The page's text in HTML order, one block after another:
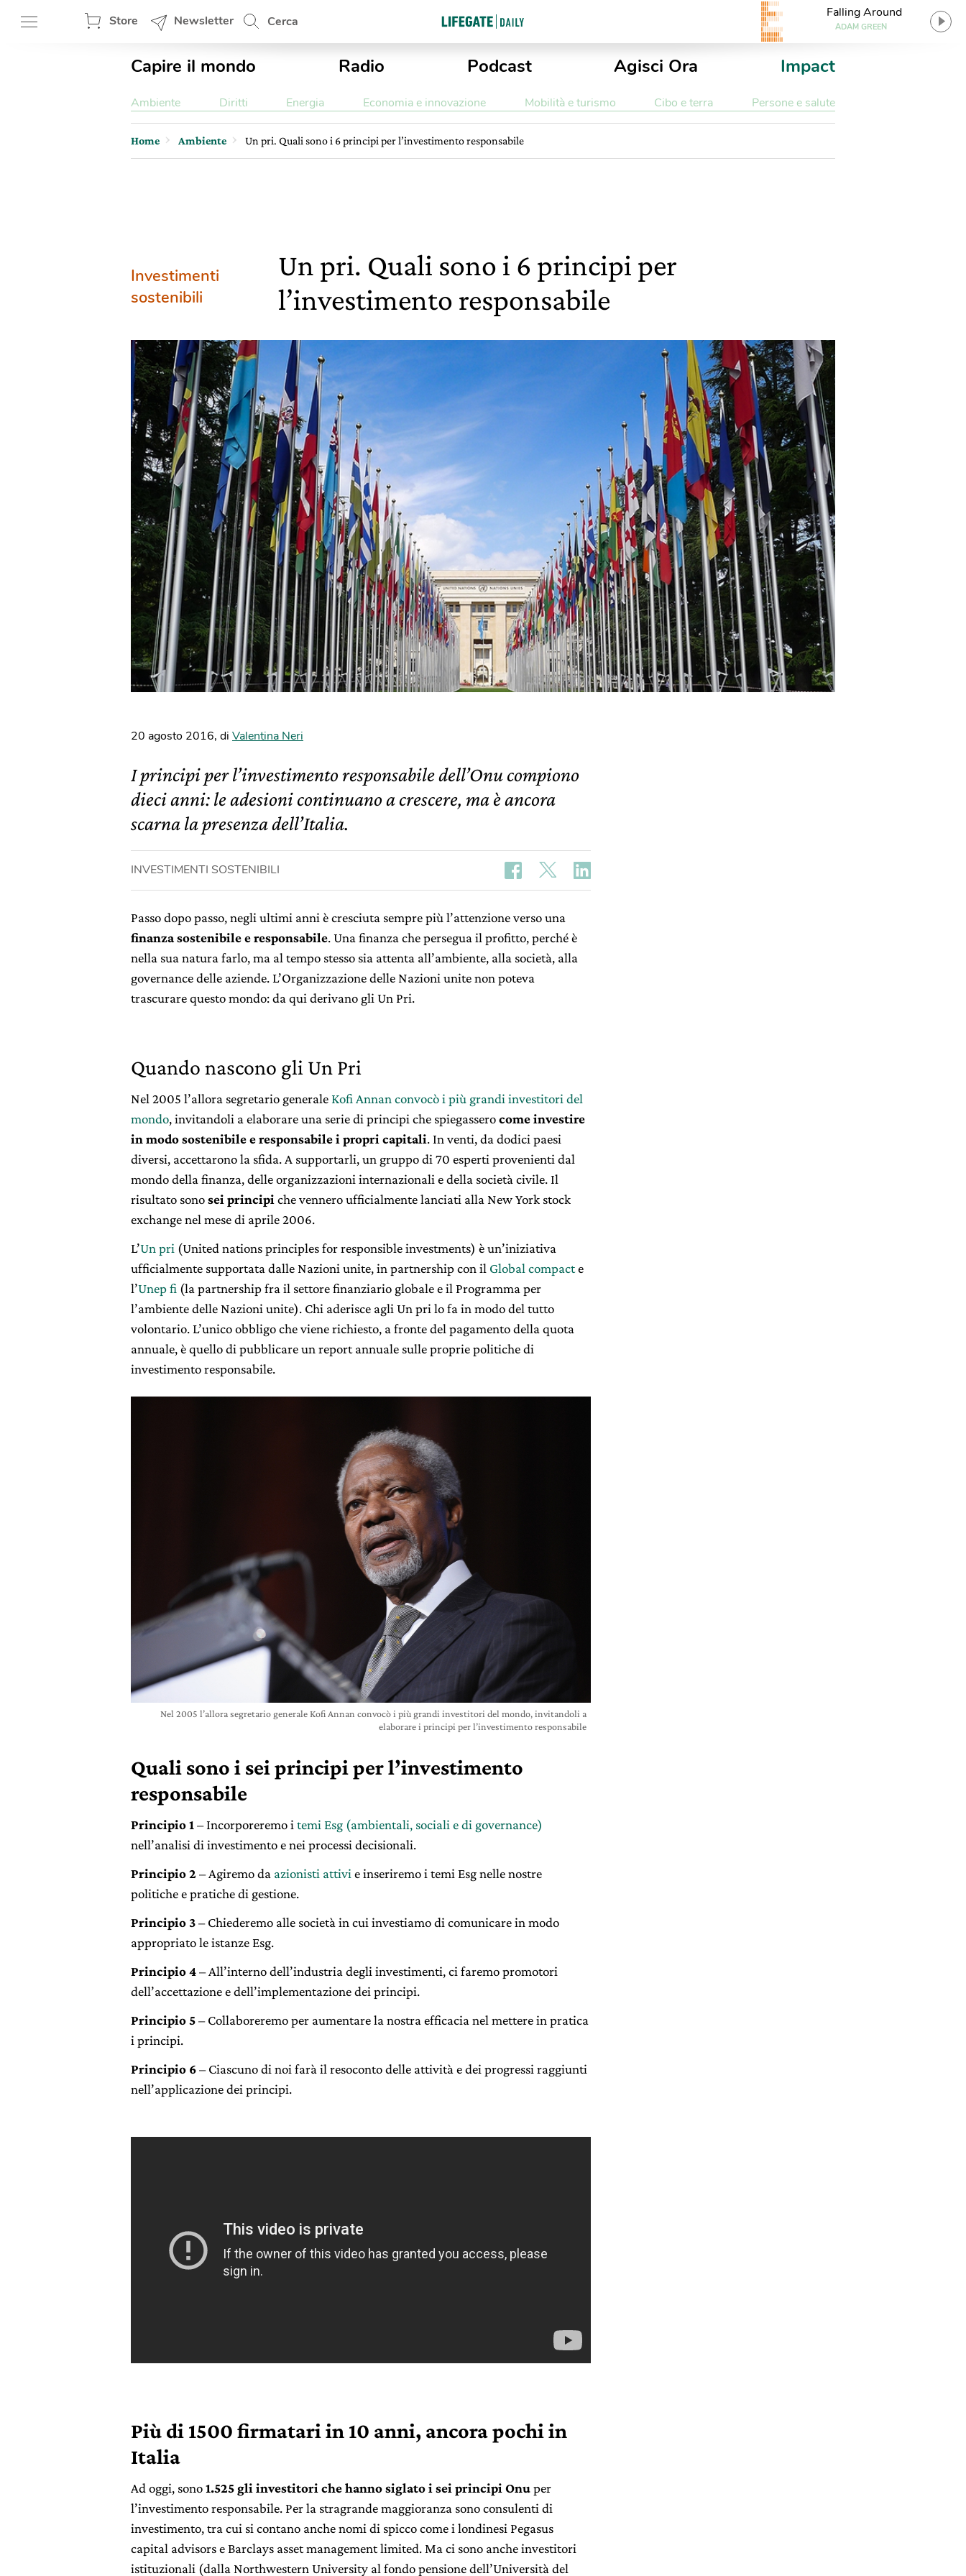
Store Newsletter Cerca
Falling Around
ADAM GREEN
Capire il mondo Radio Podcast Agisci Ora Impact
Ambiente Diritti Energia Economia e innovazione Mobilità e turismo Cibo e terra Persone e salute
Home Ambiente Un pri. Quali sono i 6 principi per l’investimento responsabile
Investimenti
sostenibili
Un pri. Quali sono i 6 principi per
l’investimento responsabile
20 agosto 2016, di Valentina Neri
I principi per l’investimento responsabile dell’Onu compiono
dieci anni: le adesioni continuano a crescere, ma è ancora
scarna la presenza dell’Italia.
INVESTIMENTI SOSTENIBILI
Passo dopo passo, negli ultimi anni è cresciuta sempre più l’attenzione verso una
finanza sostenibile e responsabile. Una finanza che persegua il profitto, perché è
nella sua natura farlo, ma al tempo stesso sia attenta all’ambiente, alla società, alla
governance delle aziende. L’Organizzazione delle Nazioni unite non poteva
trascurare questo mondo: da qui derivano gli Un Pri.
Quando nascono gli Un Pri
Nel 2005 l’allora segretario generale Kofi Annan convocò i più grandi investitori del
mondo, invitandoli a elaborare una serie di principi che spiegasserocome investire
in modo sostenibile e responsabile i propri capitali. In venti, da dodici paesi
diversi, accettarono la sfida. A supportarli, un gruppo di 70 esperti provenienti dal
mondo della finanza, delle organizzazioni internazionali e della società civile. Il
risultato sonosei principi che vennero ufficialmente lanciati alla New York stock
exchange nel mese di aprile 2006.
L’Un pri (United nations principles for responsible investments) è un’iniziativa
ufficialmente supportata dalle Nazioni unite, in partnership con il Global compacte
l’Unep fi (la partnership fra il settore finanziario globale e il Programma per
l’ambiente delle Nazioni unite). Chi aderisce agli Un pri lo fa in modo del tutto
volontario. L’unico obbligo che viene richiesto, a fronte del pagamento della quota
annuale, è quello di pubblicare un report annuale sulle proprie politiche di
investimento responsabile.
Nel 2005 l’allora segretario generale Kofi Annan convocò i più grandi investitori del mondo, invitandoli a
elaborare i principi per l’investimento responsabile
Quali sono i sei principi per l’investimento
responsabile
Principio 1 – Incorporeremo i temi Esg (ambientali, sociali e di governance)
nell’analisi di investimento e nei processi decisionali.
Principio 2 – Agiremo da azionisti attivi e inseriremo i temi Esg nelle nostre
politiche e pratiche di gestione.
Principio 3– Chiederemo alle società in cui investiamo di comunicare in modo
appropriato le istanze Esg.
Principio 4– All’interno dell’industria degli investimenti, ci faremo promotori
dell’accettazione e dell’implementazione dei principi.
Principio 5– Collaboreremo per aumentare la nostra efficacia nel mettere in pratica
i principi.
Principio 6– Ciascuno di noi farà il resoconto delle attività e dei progressi raggiunti
nell’applicazione dei principi.
Più di 1500 firmatari in 10 anni, ancora pochi in
Italia
Ad oggi, sono1.525 gli investitori che hanno siglato i sei principi Onuper
l’investimento responsabile. Per la stragrande maggioranza sono consulenti di
investimento, tra cui si contano anche nomi di spicco come i londinesi Pegasus
capital advisors e Barclays asset management limited. Ma ci sono anche investitori
istituzionali (dalla Northwestern University al fondo pensione dell’Università del